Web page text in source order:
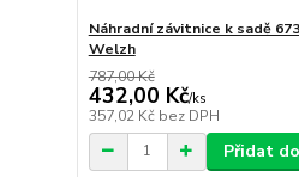
Náhradní závitnice k sadě
Welzh
787,00 Kč
432,00 Kč/ks
357,02 Kč bez DPH
Přidat